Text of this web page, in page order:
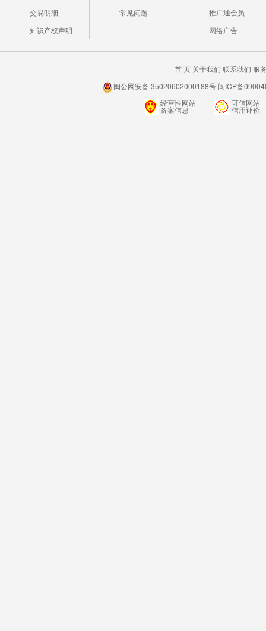
交易明细
知识产权声明
常见问题
推广通会员
网络广告
首 页 关于我们 联系我们 服
闽公网安备 35020602000188号 闽ICP备
经营性网站
备案信息
可信网站
信用评价